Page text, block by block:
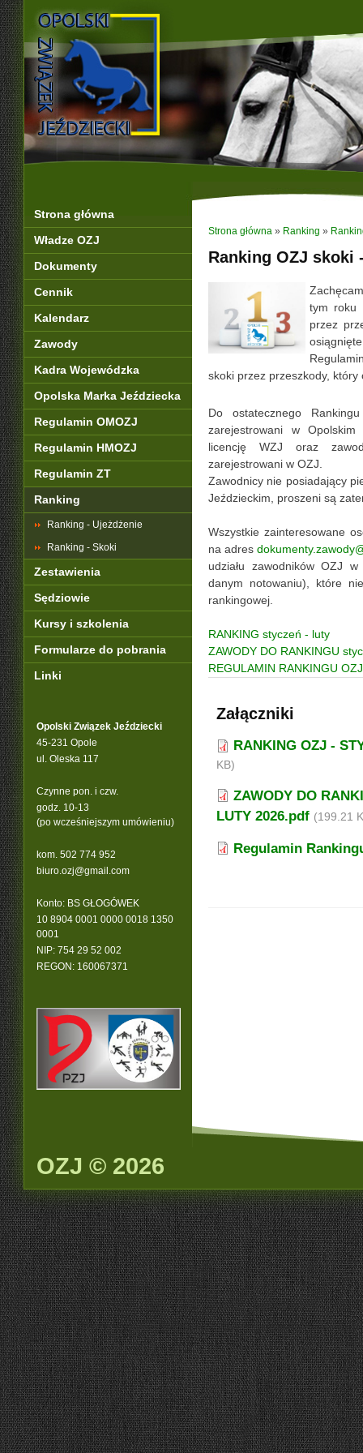
Strona główna
Władze OZJ
Dokumenty
Cennik
Kalendarz
Zawody
Kadra Wojewódzka
Opolska Marka Jeździecka
Regulamin OMOZJ
Regulamin HMOZJ
Regulamin ZT
Ranking
Ranking - Ujeżdżenie
Ranking - Skoki
Zestawienia
Sędziowie
Kursy i szkolenia
Formularze do pobrania
Linki
Opolski Związek Jeździecki
45-231 Opole
ul. Oleska 117
Czynne pon. i czw.
godz. 10-13
(po wcześniejszym umówieniu)
kom. 502 774 952
biuro.ozj@gmail.com
Konto: BS GŁOGÓWEK
10 8904 0001 0000 0018 1350
0001
NIP: 754 29 52 002
REGON: 160067371
Strona główna » Ranking »
Ranking OZJ skoki
tym roku
przez
skoki przez przeszkody, który
Do ostatecznego
zarejestrowani w
licencję WZJ oraz
zarejestrowani w OZJ.
Zawodnicy nie posiadający
Jeździeckim, proszeni są
Wszystkie zainteresowane
na adres
udziału zawodników OZJ
danym notowaniu), które
rankingowej.
RANKING styczeń - luty
ZAWODY DO RANKINGU
REGULAMIN RANKINGU
Załączniki
RANKING OZJ -
KB)
ZAWODY DO
LUTY 2026.pdf (199.21
Regulamin
OZJ © 2026